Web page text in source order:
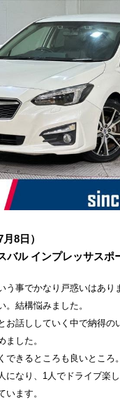
月8日）
バル インプレッサスポ
う事でかなり戸惑いはあり
。結構悩みました。
お話ししていく中で納得の
ました。
できるところも良いところ。
になり、1人でドライブ楽
います。